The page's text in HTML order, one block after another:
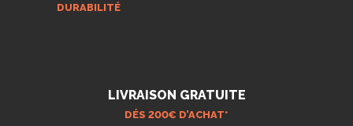
DURABILITÉ
LIVRAISON GRATUITE
DÉS 200€ D’ACHAT*